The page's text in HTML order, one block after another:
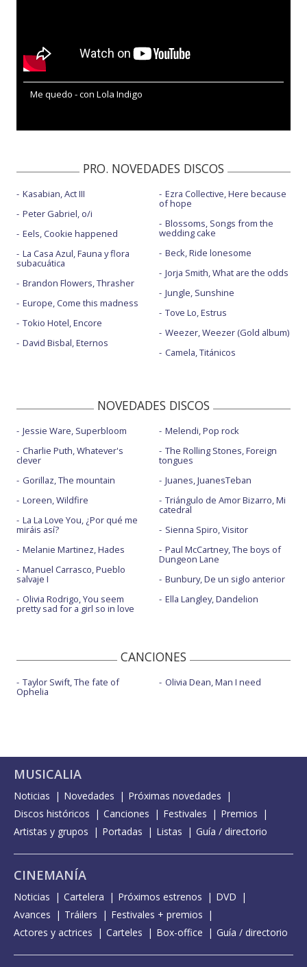
Me quedo - con Lola Indigo
PRO. NOVEDADES DISCOS
Kasabian, Act III
Peter Gabriel, o/i
Eels, Cookie happened
La Casa Azul, Fauna y flora
subacuática
Brandon Flowers, Thrasher
Europe, Come this madness
Tokio Hotel, Encore
David Bisbal, Eternos
Ezra Collective, Here because
of hope
Blossoms, Songs from the
wedding cake
Beck, Ride lonesome
Jorja Smith, What are the odds
Jungle, Sunshine
Tove Lo, Estrus
Weezer, Weezer (Gold album)
Camela, Titánicos
NOVEDADES DISCOS
Jessie Ware, Superbloom
Charlie Puth, Whatever's
clever
Gorillaz, The mountain
Loreen, Wildfire
La La Love You, ¿Por qué me
miráis así?
Melanie Martinez, Hades
Manuel Carrasco, Pueblo
salvaje I
Olivia Rodrigo, You seem
pretty sad for a girl so in love
Melendi, Pop rock
The Rolling Stones, Foreign
tongues
Juanes, JuanesTeban
Triángulo de Amor Bizarro, Mi
catedral
Sienna Spiro, Visitor
Paul McCartney, The boys of
Dungeon Lane
Bunbury, De un siglo anterior
Ella Langley, Dandelion
CANCIONES
Taylor Swift, The fate of
Ophelia
Olivia Dean, Man I need
MUSICALIA
Noticias Novedades
Próximas novedades
Discos históricos
Canciones Festivales
Premios
Artistas y grupos
Portadas Listas Guía / directorio
CINEMANÍA
Noticias Cartelera Próximos estrenos
DVD
Avances
Tráilers
Festivales + premios
Actores y actrices
Carteles Box-office Guía / directorio